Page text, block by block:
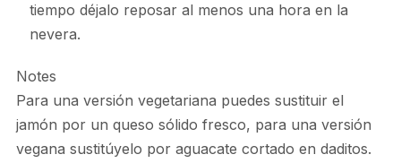
tiempo déjalo reposar al menos una hora en la
nevera.
Notes
Para una versión vegetariana puedes sustituir el
jamón por un queso sólido fresco, para una versión
vegana sustitúyelo por aguacate cortado en daditos.